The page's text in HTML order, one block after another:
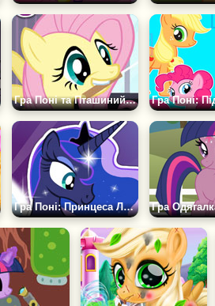
Гра Поні та Пташиний Хор
Гра Поні: Принцеса Луна